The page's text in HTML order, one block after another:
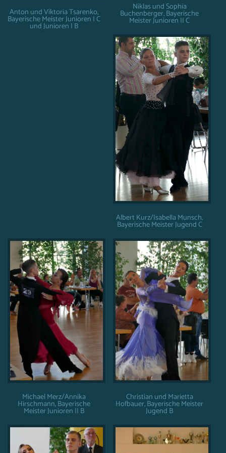
Anton und Viktoria Tsarenko,
Bayerische Meister Junioren I C
und Junioren I B
Niklas und Sophia
Buchenberger, Bayerische
Meister Junioren II C
Albert Kurz/Isabella Munsch,
Bayerische Meister Jugend C
Michael Merz/Annika
Hirschmann, Bayerische
Meister Junioren II B
Christian und Marietta
Hofbauer, Bayerische Meister
Jugend B